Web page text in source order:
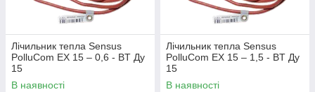
Лічильник тепла Sensus
PolluCom EX 15 – 0,6 - BT Ду
15
В наявності
Лічильник тепла Sensus
PolluCom EX 15 – 1,5 - BT Ду
15
В наявності